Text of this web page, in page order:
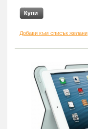
Купи
Добави към списък желани